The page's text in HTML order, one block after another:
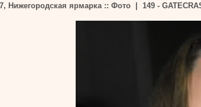
Нижегородская ярмарка :: Фото | 149 -